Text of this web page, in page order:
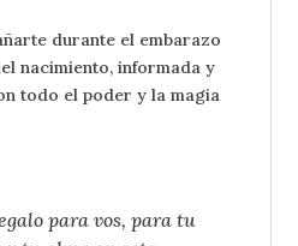
durante el embarazo
nacimiento, informada y
todo el poder y la magia
para vos, para tu